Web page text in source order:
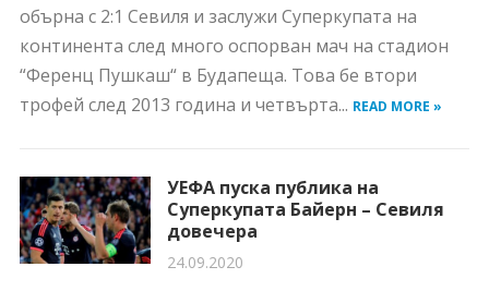
обърна с 2:1 Севиля и заслужи Суперкупата на
континента след много оспорван мач на стадион
“Ференц Пушкаш“ в Будапеща. Това бе втори
трофей след 2013 година и четвърта... READ MORE »
УЕФА пуска публика на
Суперкупата Байерн – Севиля
довечера
24.09.2020